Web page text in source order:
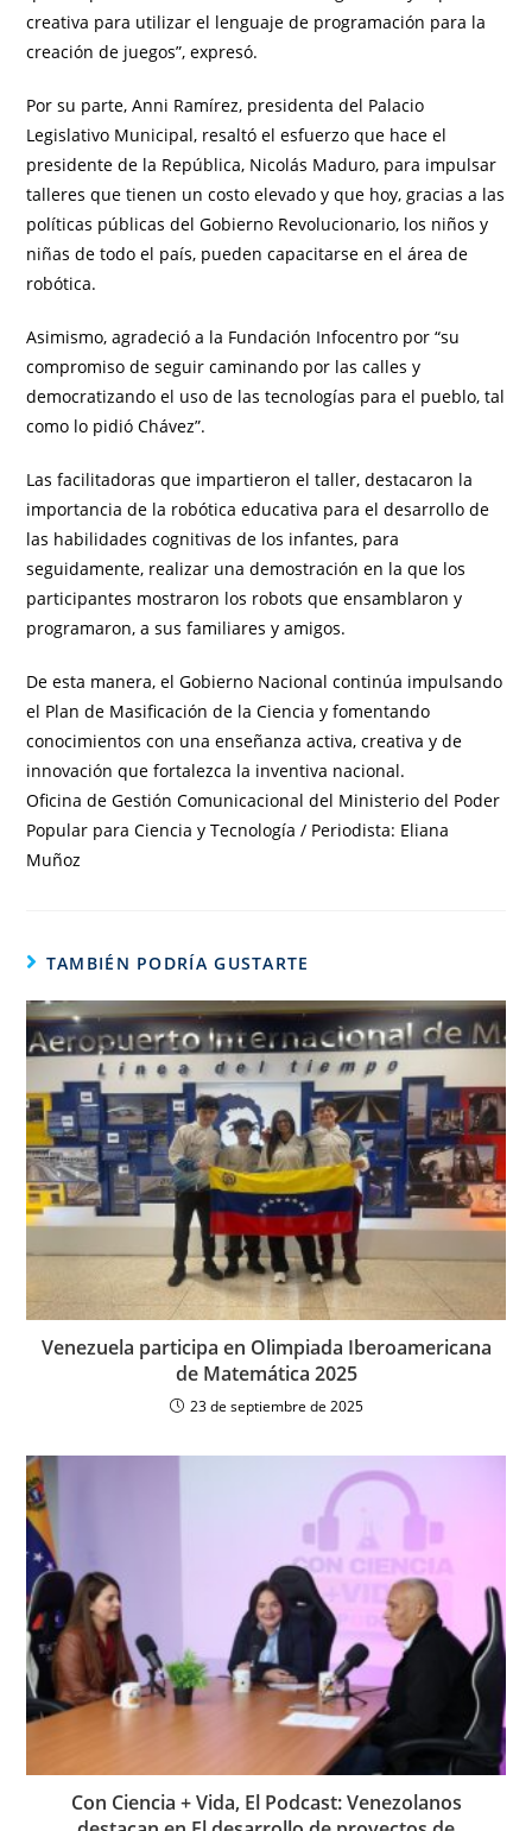
creativa para utilizar el lenguaje de programación para la
creación de juegos”, expresó.
Por su parte, Anni Ramírez, presidenta del Palacio
Legislativo Municipal, resaltó el esfuerzo que hace el
presidente de la República, Nicolás Maduro, para impulsar
talleres que tienen un costo elevado y que hoy, gracias a las
políticas públicas del Gobierno Revolucionario, los niños y
niñas de todo el país, pueden capacitarse en el área de
robótica.
Asimismo, agradeció a la Fundación Infocentro por “su
compromiso de seguir caminando por las calles y
democratizando el uso de las tecnologías para el pueblo, tal
como lo pidió Chávez”.
Las facilitadoras que impartieron el taller, destacaron la
importancia de la robótica educativa para el desarrollo de
las habilidades cognitivas de los infantes, para
seguidamente, realizar una demostración en la que los
participantes mostraron los robots que ensamblaron y
programaron, a sus familiares y amigos.
De esta manera, el Gobierno Nacional continúa impulsando
el Plan de Masificación de la Ciencia y fomentando
conocimientos con una enseñanza activa, creativa y de
innovación que fortalezca la inventiva nacional.
Oficina de Gestión Comunicacional del Ministerio del Poder
Popular para Ciencia y Tecnología / Periodista: Eliana
Muñoz
TAMBIÉN PODRÍA GUSTARTE
Venezuela participa en Olimpiada Iberoamericana
de Matemática 2025
23 de septiembre de 2025
Con Ciencia + Vida, El Podcast: Venezolanos